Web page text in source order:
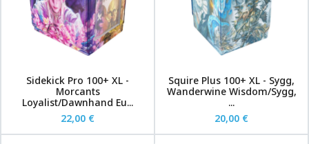
Sidekick Pro 100+ XL -
Morcants
Loyalist/Dawnhand Eu...
22,00 €
Squire Plus 100+ XL - Sygg,
Wanderwine Wisdom/Sygg,
...
20,00 €